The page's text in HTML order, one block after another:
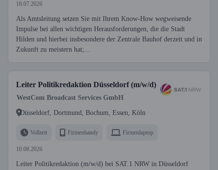
18.07.2026
Als Amtsleitung setzen Sie mit Ihrem Know-How wegweisende
Impulse bei allen wichtigen Herausforderungen, die die Stadt
Hilden und hierbei insbesondere der Zentrale Bauhof derzeit und in
Zukunft zu meistern hat;...
Leiter Politikredaktion Düsseldorf (m/w/d)
WestCom Broadcast Services GmbH
Düsseldorf, Dortmund, Bochum, Essen, Köln
Vollzeit Firmenhandy Firmenlaptop
10.08.2026
Leiter Politikredaktion (m/w/d) bei SAT.1 NRW in Düsseldorf